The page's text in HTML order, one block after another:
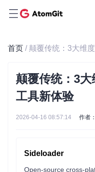
首页 / 颠覆传统：3大维
颠覆传统：3
工具新体验
2026-04-16 08:57:14 作者
Sideloader